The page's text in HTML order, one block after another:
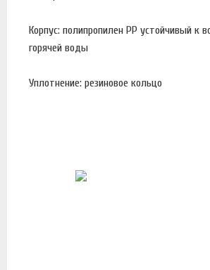
Корпус: полипропилен PP устойчивый к
горячей воды
Уплотнение: резиновое кольцо